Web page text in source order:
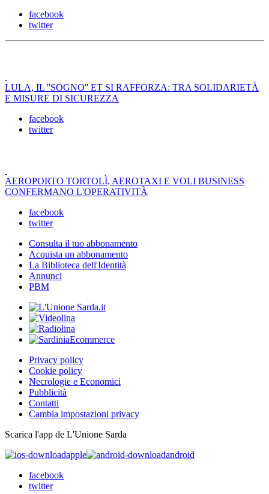
facebook
twitter
LULA, IL ''SOGNO'' ET SI RAFFORZA: TRA SOLIDARIETÀ
E MISURE DI SICUREZZA
facebook
twitter
AEROPORTO TORTOLÌ, AEROTAXI E VOLI BUSINESS
CONFERMANO L'OPERATIVITÀ
facebook
twitter
Consulta il tuo abbonamento
Acquista un abbonamento
La Biblioteca dell'Identità
Annunci
PBM
Privacy policy
Cookie policy
Necrologie e Economici
Pubblicità
Contatti
Cambia impostazioni privacy
Scarica l'app de L'Unione Sarda
apple
android
facebook
twitter